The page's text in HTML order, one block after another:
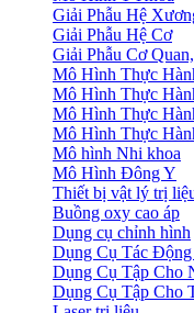
Giải Phẫu Hệ
Giải Phẫu Hệ Cơ
Giải Phẫu Cơ
Mô Hình Thực
Mô Hình Thực
Mô Hình Thực
Mô Hình Thực
Mô hình Nhi khoa
Mô Hình Đông Y
Thiết bị vật lý trị
Buồng oxy cao áp
Dụng cụ chỉnh hình
Dụng Cụ Tác Động
Dụng Cụ Tập Cho
Dụng Cụ Tập Cho